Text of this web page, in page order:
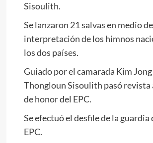
Sisoulith.
Se lanzaron 21 salvas en medio
interpretación de los himnos
los dos países.
Guiado por el camarada Kim
Thongloun Sisoulith pasó revista
de honor del EPC.
Se efectuó el desfile de la guardia
EPC.